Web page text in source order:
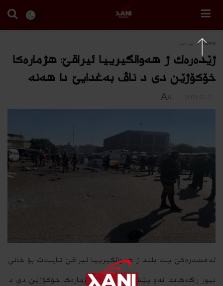
Home ئیراقی
ژێده‌ره‌ك ژ هه‌والگیرییا ئیراقێ: هژماره‌كا
خۆكۆژێن دى د ناڤ به‌غدایێ دا هه‌نه‌
A
A
ئه‌فسه‌ره‌كێ پلە بلند ژ هه‌والگیرییا ئیراقێ تایبه‌ت بۆ خانى
نیوز راگه‌هاند: ئه‌و پێشبینى دكه‌ن هژماره‌كا خۆكۆژێن دى د